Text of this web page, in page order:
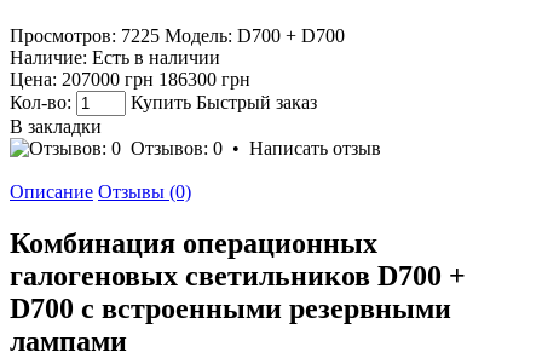
Просмотров: 7225 Модель: D700 + D700
Наличие: Есть в наличии
Цена: 207000 грн 186300 грн
Кол-во:
Купить Быстрый заказ
В закладки
Отзывов: 0 • Написать отзыв
Описание Отзывы (0)
Комбинация операционных
галогеновых светильников D700 +
D700 с встроенными резервными
лампами